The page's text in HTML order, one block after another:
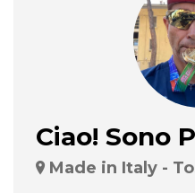
Ciao! Sono
Made in Italy -